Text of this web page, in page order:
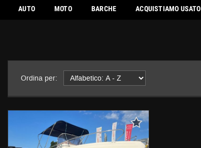
AUTO MOTO BARCHE ACQUISTIAMO USATO
Ordina per: